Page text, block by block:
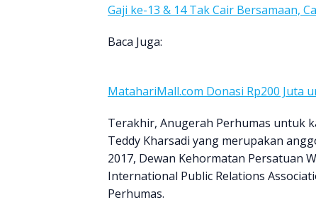
Gaji ke-13 & 14 Tak Cair Bersamaan,
Baca Juga:
MatahariMall.com Donasi Rp200 Juta
Terakhir, Anugerah Perhumas untuk
Teddy Kharsadi yang merupakan
2017, Dewan Kehormatan Persatuan
International Public Relations
Perhumas.